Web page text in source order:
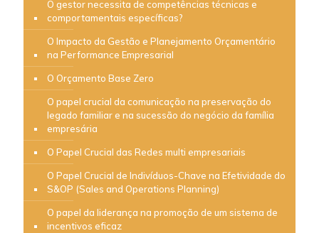
O gestor necessita de competências técnicas e
comportamentais específicas?
O Impacto da Gestão e Planejamento Orçamentário
na Performance Empresarial
O Orçamento Base Zero
O papel crucial da comunicação na preservação do
legado familiar e na sucessão do negócio da família
empresária
O Papel Crucial das Redes multi empresariais
O Papel Crucial de Indivíduos-Chave na Efetividade do
S&OP (Sales and Operations Planning)
O papel da liderança na promoção de um sistema de
incentivos eficaz